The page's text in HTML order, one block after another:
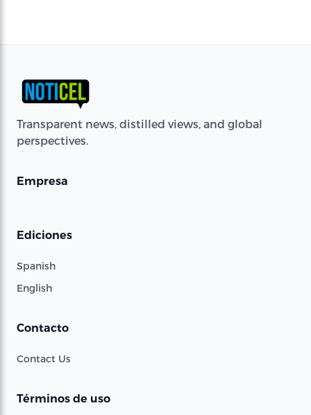
Transparent news, distilled views, and global
perspectives.
Empresa
Ediciones
Spanish
English
Contacto
Contact Us
Términos de uso